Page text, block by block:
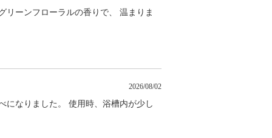
リーンフローラルの香りで、 温まりま
2026/08/02
になりました。 使用時、浴槽内が少し